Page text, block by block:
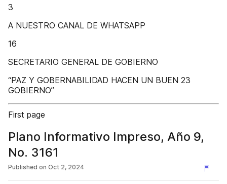
3
A NUESTRO CANAL DE WHATSAPP
16
SECRETARIO GENERAL DE GOBIERNO
“PAZ Y GOBERNABILIDAD HACEN UN BUEN 23
GOBIERNO”
First page
Plano Informativo Impreso, Año 9,
No. 3161
Published on Oct 2, 2024